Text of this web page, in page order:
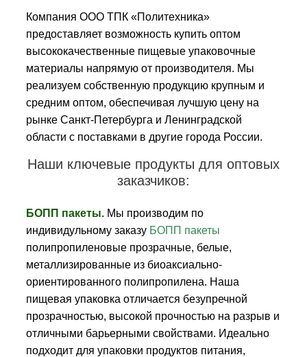
Компания ООО ТПК «Политехника»
предоставляет возможность купить оптом
высококачественные пищевые упаковочные
материалы напрямую от производителя. Мы
реализуем собственную продукцию крупным и
средним оптом, обеспечивая лучшую цену на
рынке Санкт-Петербурга и Ленинградской
области с поставками в другие города России.
Наши ключевые продукты для оптовых
заказчиков:
БОПП пакеты.Мы производим по
индивидульному заказу БОПП пакеты
полипропиленовые прозрачные, белые,
металлизированные из биоаксиально-
ориентированного полипропилена. Наша
пищевая упаковка отличается безупречной
прозрачностью, высокой прочностью на разрыв и
отличными барьерными свойствами. Идеально
подходит для упаковки продуктов питания,